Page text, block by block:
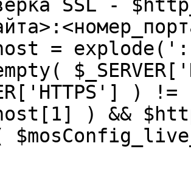
SSL -
= explode(':',
) &&